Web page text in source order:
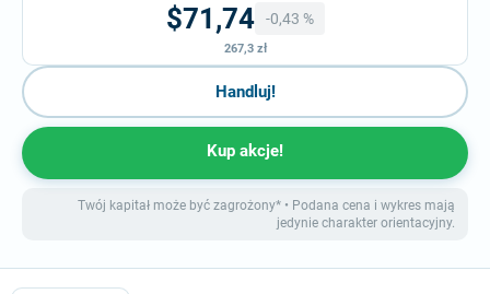
$71,74 -0,43 %
267,3 zł
Handluj!
Kup akcje!
Twój kapitał może być zagrożony* • Podana cena i wykres mają
jedynie charakter orientacyjny.